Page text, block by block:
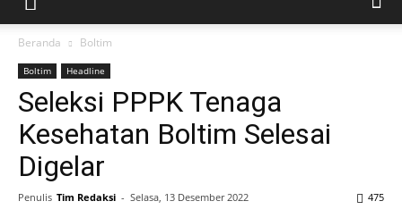
Beranda Boltim
Boltim Headline
Seleksi PPPK Tenaga
Kesehatan Boltim Selesai
Digelar
Penulis Tim Redaksi - Selasa, 13 Desember 2022 475